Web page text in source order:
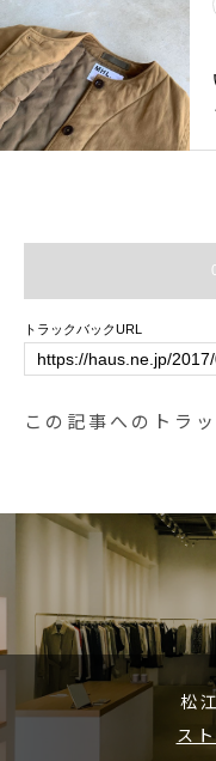
トラックバックURL
この記事へのトラ
松
ス